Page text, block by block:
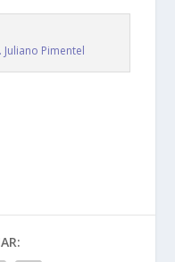
Juliano Pimentel